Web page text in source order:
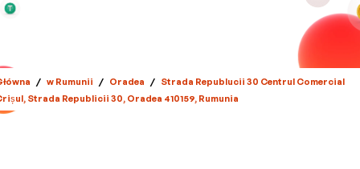
/ w Rumunii / Oradea / Strada Republucii 30 Centrul Comercial
Strada Republicii 30, Oradea 410159, Rumunia